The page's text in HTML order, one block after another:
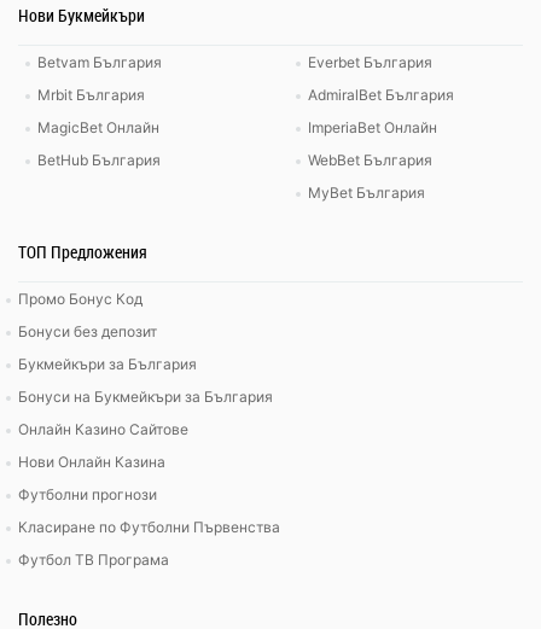
Нови Букмейкъри
Betvam България
Mrbit България
MagicBet Онлайн
BetHub България
Everbet България
AdmiralBet България
ImperiaBet Онлайн
WebBet България
MyBet България
ТОП Предложения
Промо Бонус Код
Бонуси без депозит
Букмейкъри за България
Бонуси на Букмейкъри за България
Онлайн Казино Сайтове
Нови Онлайн Казина
Футболни прогнози
Класиране по Футболни Първенства
Футбол ТВ Програма
Полезно